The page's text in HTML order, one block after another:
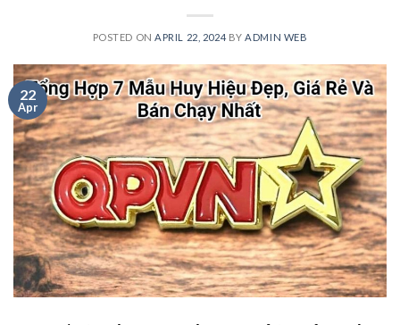
POSTED ON APRIL 22, 2024 BY ADMIN WEB
22
Apr